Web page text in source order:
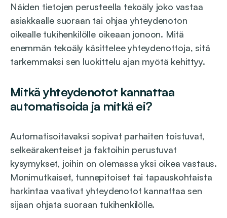
Näiden tietojen perusteella tekoäly joko vastaa
asiakkaalle suoraan tai ohjaa yhteydenoton
oikealle tukihenkilölle oikeaan jonoon. Mitä
enemmän tekoäly käsittelee yhteydenottoja, sitä
tarkemmaksi sen luokittelu ajan myötä kehittyy.
Mitkä yhteydenotot kannattaa
automatisoida ja mitkä ei?
Automatisoitavaksi sopivat parhaiten toistuvat,
selkeärakenteiset ja faktoihin perustuvat
kysymykset, joihin on olemassa yksi oikea vastaus.
Monimutkaiset, tunnepitoiset tai tapauskohtaista
harkintaa vaativat yhteydenotot kannattaa sen
sijaan ohjata suoraan tukihenkilölle.